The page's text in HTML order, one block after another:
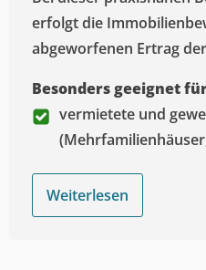
erfolgt die
abgeworfenen Ertrag
Besonders geeignet
vermietete und
Weiterlesen